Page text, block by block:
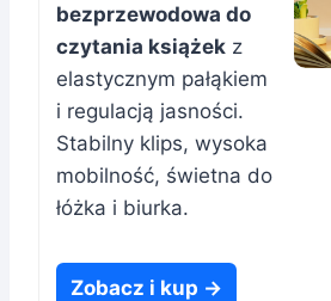
bezprzewodowa do
czytania książek z
elastycznym pałąkiem
i regulacją jasności.
Stabilny klips, wysoka
mobilność, świetna do
łóżka i biurka.
Zobacz i kup →